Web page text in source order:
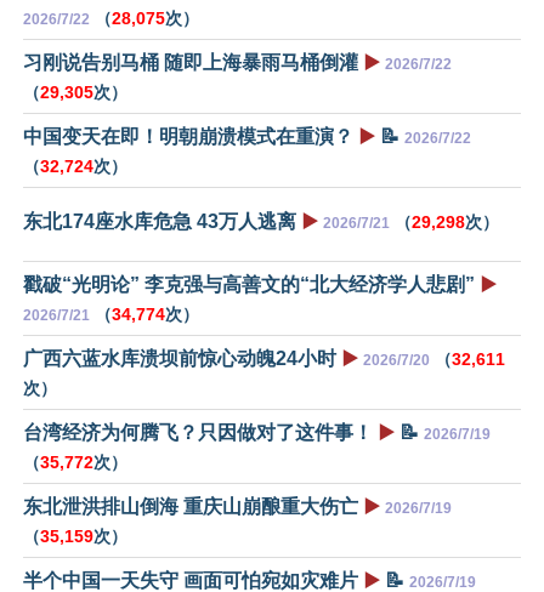
2026/7/22 （28,075次）
习刚说告别马桶 随即上海暴雨马桶倒灌 ▶️ 2026/7/22
（29,305次）
中国变天在即！明朝崩溃模式在重演？ ▶️ 📝 2026/7/22
（32,724次）
东北174座水库危急 43万人逃离 ▶️ 2026/7/21 （29,298次）
戳破“光明论” 李克强与高善文的“北大经济学人悲剧” ▶️
2026/7/21 （34,774次）
广西六蓝水库溃坝前惊心动魄24小时 ▶️ 2026/7/20 （32,611
次）
台湾经济为何腾飞？只因做对了这件事！ ▶️ 📝 2026/7/19
（35,772次）
东北泄洪排山倒海 重庆山崩酿重大伤亡 ▶️ 2026/7/19
（35,159次）
半个中国一天失守 画面可怕宛如灾难片 ▶️ 📝 2026/7/19